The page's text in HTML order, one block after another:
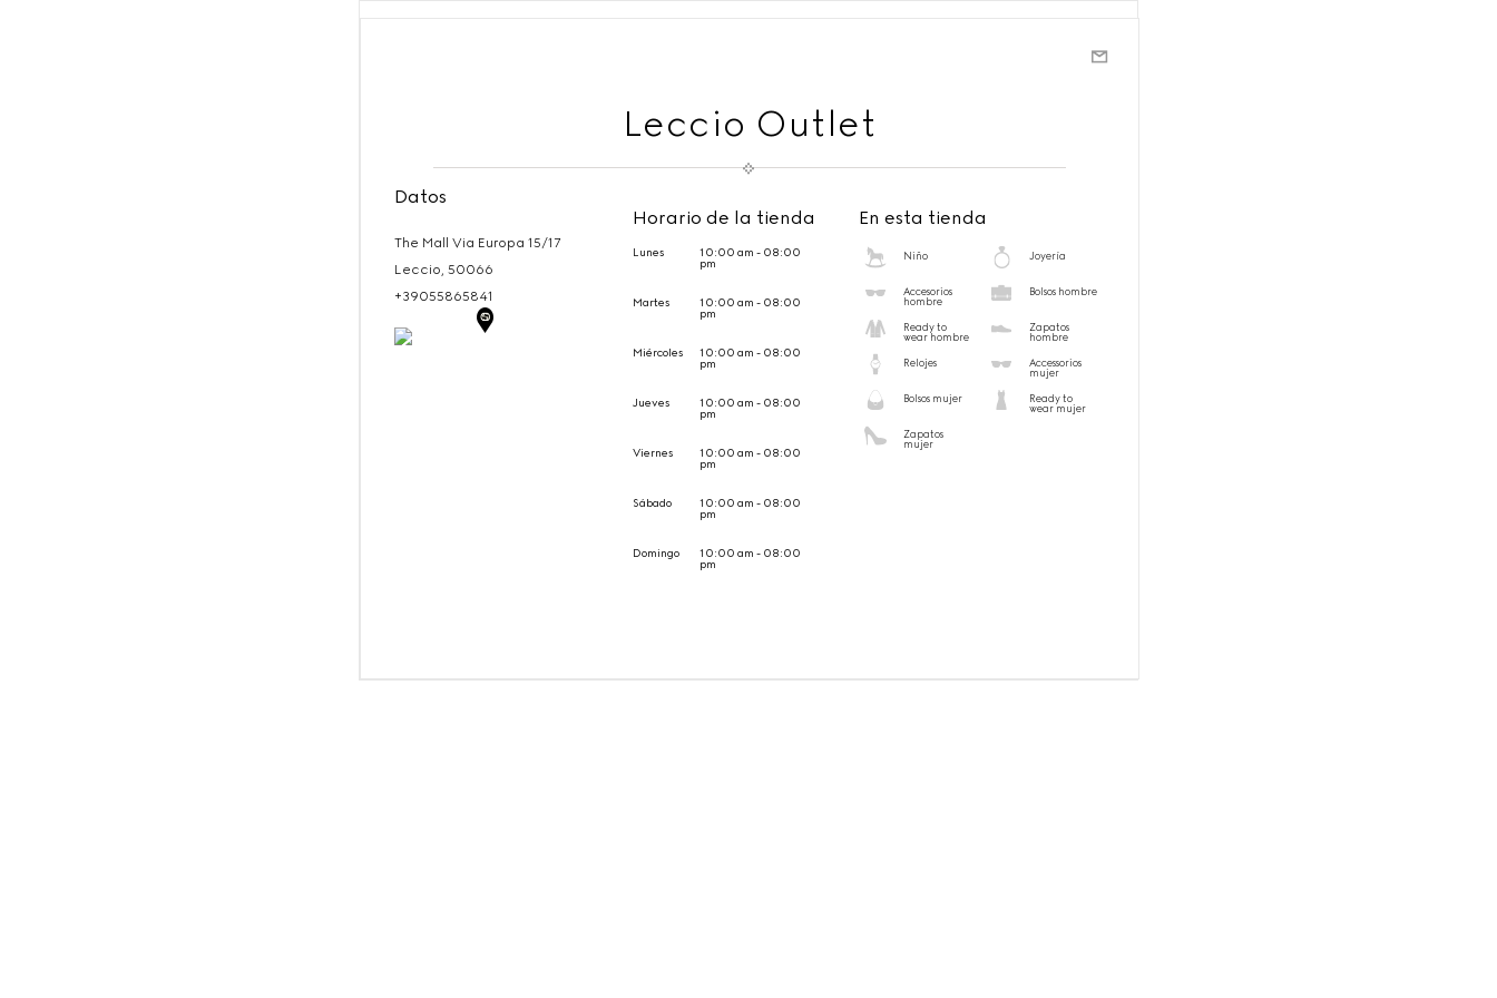
Leccio Outlet
Datos
The Mall Via Europa 15/17
Leccio, 50066
+39055865841
Horario de la tienda
Lunes 10:00 am - 08:00
pm
Martes 10:00 am - 08:00
pm
Miércoles 10:00 am - 08:00
pm
Jueves 10:00 am - 08:00
pm
Viernes 10:00 am - 08:00
pm
Sábado 10:00 am - 08:00
pm
Domingo 10:00 am - 08:00
pm
En esta tienda
Niño Joyería
Accesorios
hombre
Bolsos hombre
Ready to
wear hombre
Zapatos
hombre
Relojes
Accessorios
mujer
Bolsos mujer
Ready to
wear mujer
Zapatos
mujer